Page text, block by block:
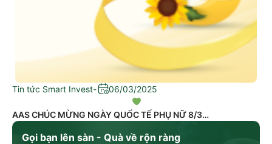
Gọi bạn lên sàn - Quà về rộn ràng
Tin tức Smart Invest- 06/03/2025
AAS CHÚC MỪNG NGÀY QUỐC TẾ PHỤ NỮ 8/3